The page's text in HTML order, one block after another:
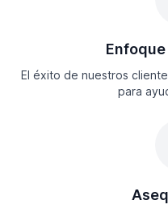
El éxito de nuestros
para